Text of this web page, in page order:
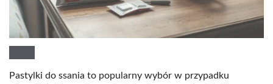
Pastylki do ssania to popularny wybór w przypadku